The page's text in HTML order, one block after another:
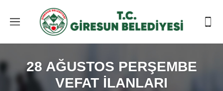
28 AĞUSTOS PERŞEMBE
VEFAT İLANLARI